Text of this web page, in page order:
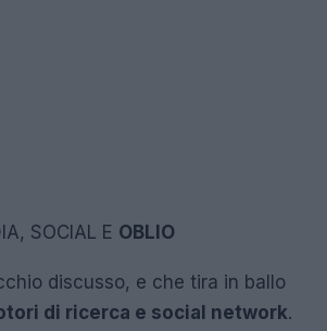
SOCIAL E OBLIO
discusso, e che tira in ballo
di ricerca e social network.